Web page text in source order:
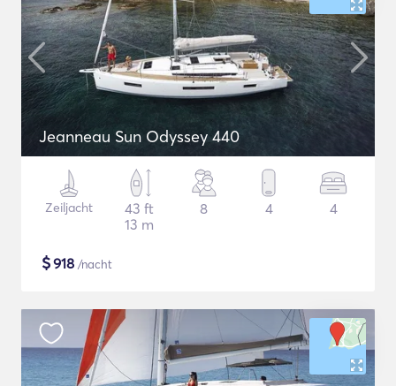
Jeanneau Sun Odyssey 440
Zeiljacht
43 ft
13 m
8 4 4
$918 /nacht